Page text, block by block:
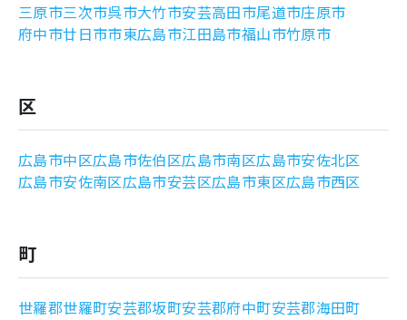
三原市三次市呉市大竹市安芸高田市尾道市庄原市
府中市廿日市市東広島市江田島市福山市竹原市
区
広島市中区広島市佐伯区広島市南区広島市安佐北区
広島市安佐南区広島市安芸区広島市東区広島市西区
町
世羅郡世羅町安芸郡坂町安芸郡府中町安芸郡海田町